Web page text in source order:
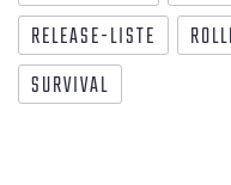
RELEASE-LISTE
SURVIVAL